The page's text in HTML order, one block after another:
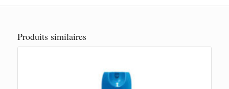
Produits similaires